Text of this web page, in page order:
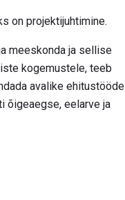
on projektijuhtimine.
meeskonda ja sellise
kogemustele, teeb
avalike ehitustööde
õigeaegse, eelarve ja